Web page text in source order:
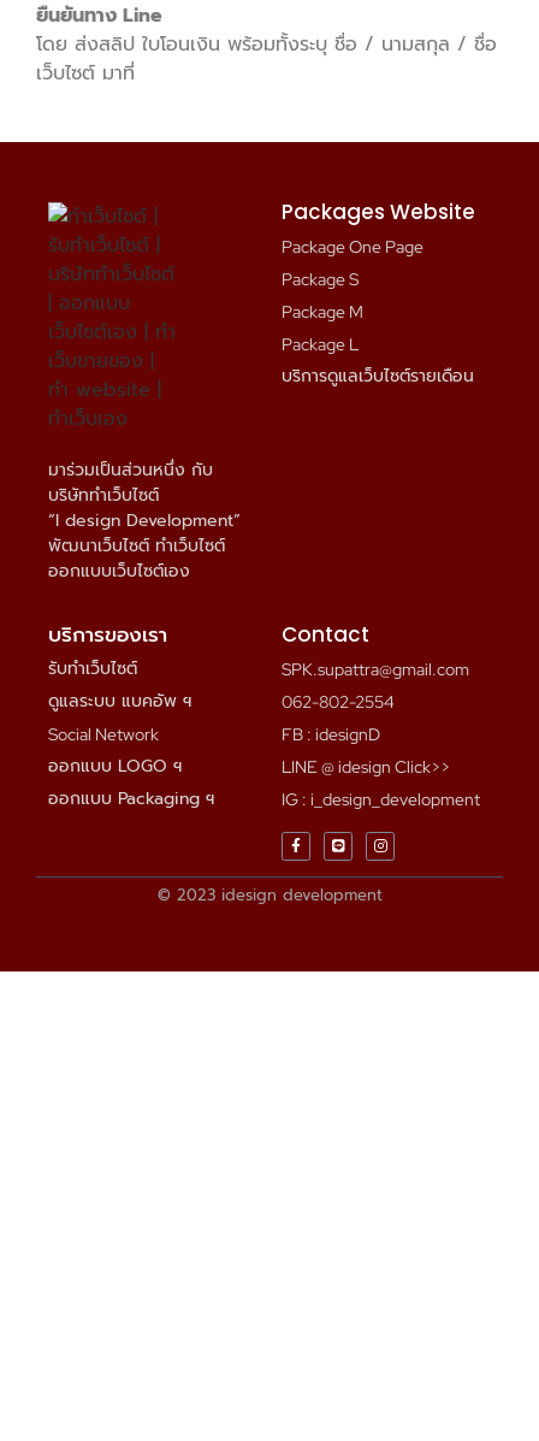
ยืนยันทาง Line
โดย ส่งสลิป ใบโอนเงิน พร้อมทั้งระบุ ชื่อ / นามสกุล / ชื่อ
เว็บไซต์ มาที่
มาร่วมเป็นส่วนหนึ่ง กับ
บริษัททำเว็บไซต์
“I design Development”
พัฒนาเว็บไซต์ ทำเว็บไซต์
ออกแบบเว็บไซต์เอง
Packages Website
Package One Page
Package S
Package M
Package L
บริการดูแลเว็บไซต์รายเดือน
บริการของเรา
รับทำเว็บไซต์
ดูแลระบบ แบคอัพ ฯ
Social Network
ออกแบบ LOGO ฯ
ออกแบบ Packaging ฯ
Contact
SPK.supattra@gmail.com
062-802-2554
FB : idesignD
LINE @ idesign Click>>
IG : i_design_development
© 2023 idesign development